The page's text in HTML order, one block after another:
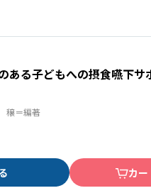
ある子どもへの摂食嚥下
穣＝編著
カー